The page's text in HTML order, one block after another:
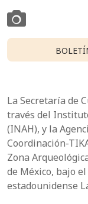
La Secretaría de
través del
(INAH), y la
Coordinación-
Zona
de México, bajo
estadounidense